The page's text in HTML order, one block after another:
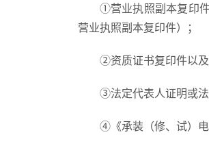
①营业执照副本复印
营业执照副本复印件）；
②资质证书复印件以及
③法定代表人证明或法
④《承装（修、试）